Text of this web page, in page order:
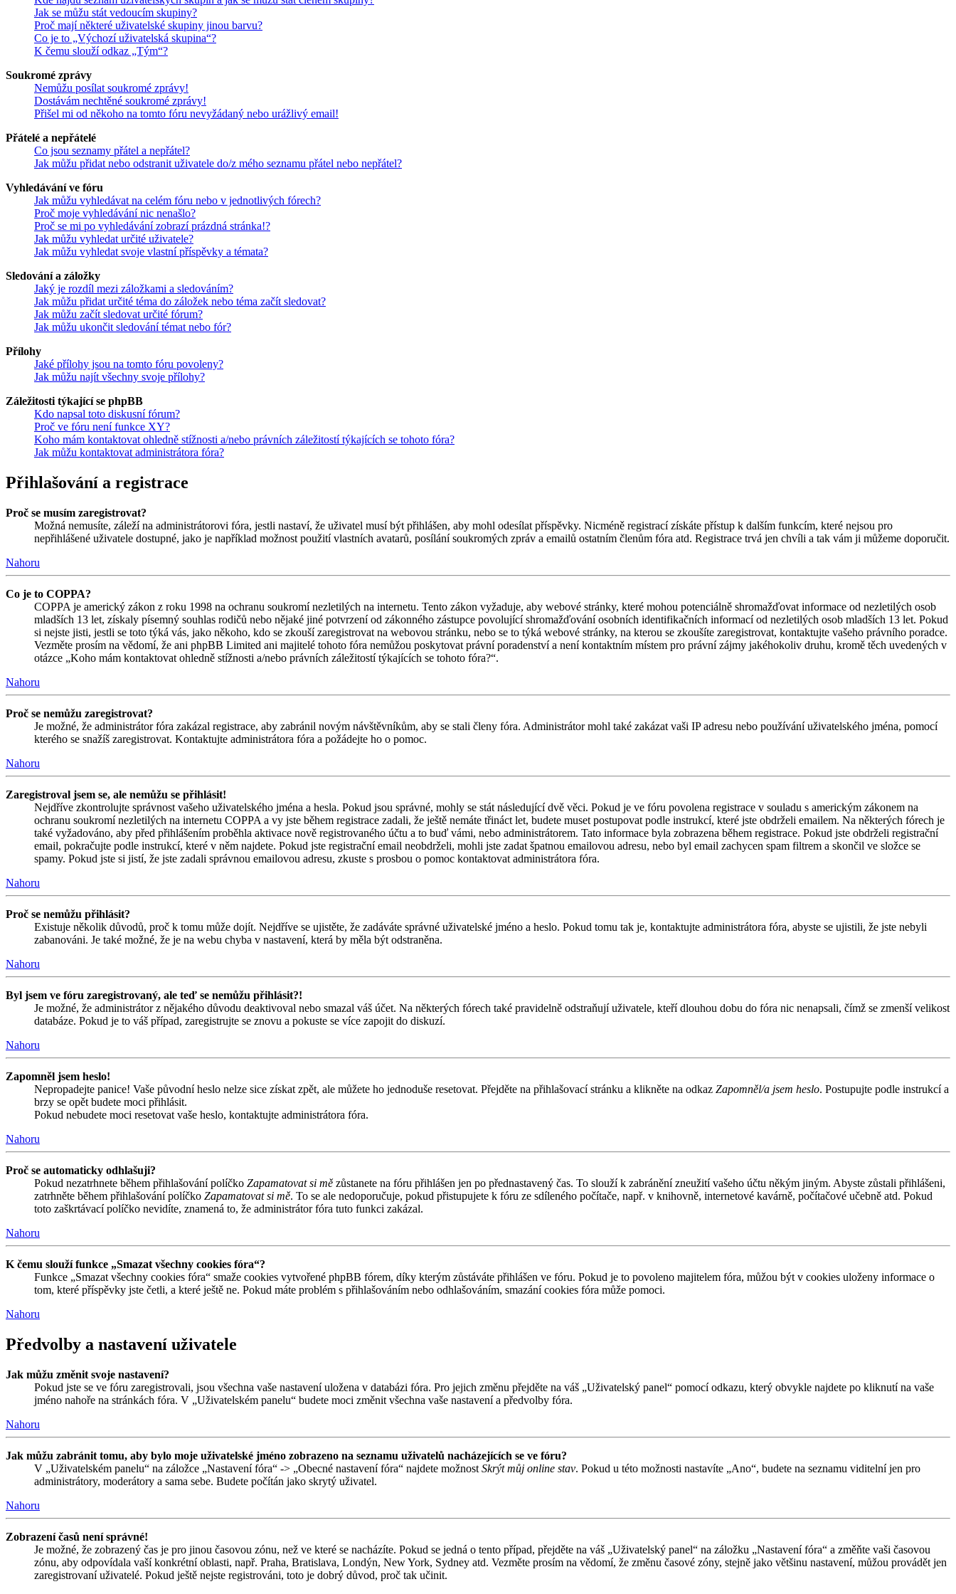
Jak se můžu stát vedoucím skupiny?
Proč mají některé uživatelské skupiny jinou barvu?
Co je to „Výchozí uživatelská skupina“?
K čemu slouží odkaz „Tým“?
Soukromé zprávy
Nemůžu posílat soukromé zprávy!
Dostávám nechtěné soukromé zprávy!
Přišel mi od někoho na tomto fóru nevyžádaný nebo urážlivý email!
Přátelé a nepřátelé
Co jsou seznamy přátel a nepřátel?
Jak můžu přidat nebo odstranit uživatele do/z mého seznamu přátel nebo nepřátel?
Vyhledávání ve fóru
Jak můžu vyhledávat na celém fóru nebo v jednotlivých fórech?
Proč moje vyhledávání nic nenašlo?
Proč se mi po vyhledávání zobrazí prázdná stránka!?
Jak můžu vyhledat určité uživatele?
Jak můžu vyhledat svoje vlastní příspěvky a témata?
Sledování a záložky
Jaký je rozdíl mezi záložkami a sledováním?
Jak můžu přidat určité téma do záložek nebo téma začít sledovat?
Jak můžu začít sledovat určité fórum?
Jak můžu ukončit sledování témat nebo fór?
Přílohy
Jaké přílohy jsou na tomto fóru povoleny?
Jak můžu najít všechny svoje přílohy?
Záležitosti týkající se phpBB
Kdo napsal toto diskusní fórum?
Proč ve fóru není funkce XY?
Koho mám kontaktovat ohledně stížnosti a/nebo právních záležitostí týkajících se tohoto fóra?
Jak můžu kontaktovat administrátora fóra?
Přihlašování a registrace
Proč se musím zaregistrovat?
Možná nemusíte, záleží na administrátorovi fóra, jestli nastaví, že uživatel musí být přihlášen, aby mohl odesílat příspěvky. Nicméně registrací získáte přístup k dalším funkcím, které nejsou pro
nepřihlášené uživatele dostupné, jako je například možnost použití vlastních avatarů, posílání soukromých zpráv a emailů ostatním členům fóra atd. Registrace trvá jen chvíli a tak vám ji můžeme doporučit.
Nahoru
Co je to COPPA?
COPPA je americký zákon z roku 1998 na ochranu soukromí nezletilých na internetu. Tento zákon vyžaduje, aby webové stránky, které mohou potenciálně shromažďovat informace od nezletilých osob
mladších 13 let, získaly písemný souhlas rodičů nebo nějaké jiné potvrzení od zákonného zástupce povolující shromažďování osobních identifikačních informací od nezletilých osob mladších 13 let. Pokud
si nejste jisti, jestli se toto týká vás, jako někoho, kdo se zkouší zaregistrovat na webovou stránku, nebo se to týká webové stránky, na kterou se zkoušíte zaregistrovat, kontaktujte vašeho právního poradce.
Vezměte prosím na vědomí, že ani phpBB Limited ani majitelé tohoto fóra nemůžou poskytovat právní poradenství a není kontaktním místem pro právní zájmy jakéhokoliv druhu, kromě těch uvedených v
otázce „Koho mám kontaktovat ohledně stížnosti a/nebo právních záležitostí týkajících se tohoto fóra?“.
Nahoru
Proč se nemůžu zaregistrovat?
Je možné, že administrátor fóra zakázal registrace, aby zabránil novým návštěvníkům, aby se stali členy fóra. Administrátor mohl také zakázat vaši IP adresu nebo používání uživatelského jména, pomocí
kterého se snažíš zaregistrovat. Kontaktujte administrátora fóra a požádejte ho o pomoc.
Nahoru
Zaregistroval jsem se, ale nemůžu se přihlásit!
Nejdříve zkontrolujte správnost vašeho uživatelského jména a hesla. Pokud jsou správné, mohly se stát následující dvě věci. Pokud je ve fóru povolena registrace v souladu s americkým zákonem na
ochranu soukromí nezletilých na internetu COPPA a vy jste během registrace zadali, že ještě nemáte třináct let, budete muset postupovat podle instrukcí, které jste obdrželi emailem. Na některých fórech je
také vyžadováno, aby před přihlášením proběhla aktivace nově registrovaného účtu a to buď vámi, nebo administrátorem. Tato informace byla zobrazena během registrace. Pokud jste obdrželi registrační
email, pokračujte podle instrukcí, které v něm najdete. Pokud jste registrační email neobdrželi, mohli jste zadat špatnou emailovou adresu, nebo byl email zachycen spam filtrem a skončil ve složce se
spamy. Pokud jste si jistí, že jste zadali správnou emailovou adresu, zkuste s prosbou o pomoc kontaktovat administrátora fóra.
Nahoru
Proč se nemůžu přihlásit?
Existuje několik důvodů, proč k tomu může dojít. Nejdříve se ujistěte, že zadáváte správné uživatelské jméno a heslo. Pokud tomu tak je, kontaktujte administrátora fóra, abyste se ujistili, že jste nebyli
zabanováni. Je také možné, že je na webu chyba v nastavení, která by měla být odstraněna.
Nahoru
Byl jsem ve fóru zaregistrovaný, ale teď se nemůžu přihlásit?!
Je možné, že administrátor z nějakého důvodu deaktivoval nebo smazal váš účet. Na některých fórech také pravidelně odstraňují uživatele, kteří dlouhou dobu do fóra nic nenapsali, čímž se zmenší velikost
databáze. Pokud je to váš případ, zaregistrujte se znovu a pokuste se více zapojit do diskuzí.
Nahoru
Zapomněl jsem heslo!
Nepropadejte panice! Vaše původní heslo nelze sice získat zpět, ale můžete ho jednoduše resetovat. Přejděte na přihlašovací stránku a klikněte na odkaz Zapomněl/a jsem heslo. Postupujte podle instrukcí a
brzy se opět budete moci přihlásit.
Pokud nebudete moci resetovat vaše heslo, kontaktujte administrátora fóra.
Nahoru
Proč se automaticky odhlašuji?
Pokud nezatrhnete během přihlašování políčko Zapamatovat si mě zůstanete na fóru přihlášen jen po přednastavený čas. To slouží k zabránění zneužití vašeho účtu někým jiným. Abyste zůstali přihlášeni,
zatrhněte během přihlašování políčko Zapamatovat si mě. To se ale nedoporučuje, pokud přistupujete k fóru ze sdíleného počítače, např. v knihovně, internetové kavárně, počítačové učebně atd. Pokud
toto zaškrtávací políčko nevidíte, znamená to, že administrátor fóra tuto funkci zakázal.
Nahoru
K čemu slouží funkce „Smazat všechny cookies fóra“?
Funkce „Smazat všechny cookies fóra“ smaže cookies vytvořené phpBB fórem, díky kterým zůstáváte přihlášen ve fóru. Pokud je to povoleno majitelem fóra, můžou být v cookies uloženy informace o
tom, které příspěvky jste četli, a které ještě ne. Pokud máte problém s přihlašováním nebo odhlašováním, smazání cookies fóra může pomoci.
Nahoru
Předvolby a nastavení uživatele
Jak můžu změnit svoje nastavení?
Pokud jste se ve fóru zaregistrovali, jsou všechna vaše nastavení uložena v databázi fóra. Pro jejich změnu přejděte na váš „Uživatelský panel“ pomocí odkazu, který obvykle najdete po kliknutí na vaše
jméno nahoře na stránkách fóra. V „Uživatelském panelu“ budete moci změnit všechna vaše nastavení a předvolby fóra.
Nahoru
Jak můžu zabránit tomu, aby bylo moje uživatelské jméno zobrazeno na seznamu uživatelů nacházejících se ve fóru?
V „Uživatelském panelu“ na záložce „Nastavení fóra“ -> „Obecné nastavení fóra“ najdete možnost Skrýt můj online stav. Pokud u této možnosti nastavíte „Ano“, budete na seznamu viditelní jen pro
administrátory, moderátory a sama sebe. Budete počítán jako skrytý uživatel.
Nahoru
Zobrazení časů není správné!
Je možné, že zobrazený čas je pro jinou časovou zónu, než ve které se nacházíte. Pokud se jedná o tento případ, přejděte na váš „Uživatelský panel“ na záložku „Nastavení fóra“ a změňte vaši časovou
zónu, aby odpovídala vaší konkrétní oblasti, např. Praha, Bratislava, Londýn, New York, Sydney atd. Vezměte prosím na vědomí, že změnu časové zóny, stejně jako většinu nastavení, můžou provádět jen
zaregistrovaní uživatelé. Pokud ještě nejste registrováni, toto je dobrý důvod, proč tak učinit.